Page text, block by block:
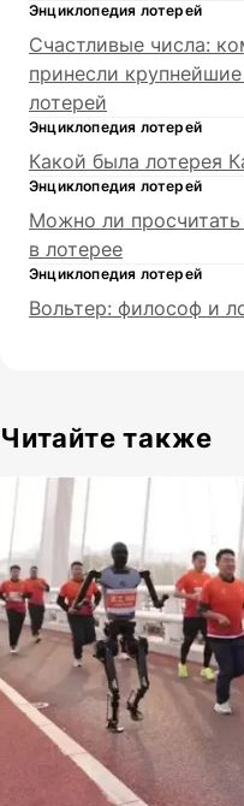
Энциклопедия лотерей
Счастливые числа:
принесли
лотерей
Энциклопедия лотерей
Какой была лотерея
Энциклопедия лотерей
Можно ли
в лотерее
Энциклопедия лотерей
Вольтер: философ и
Читайте также